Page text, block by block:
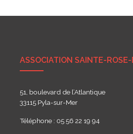
ASSOCIATION SAINTE-
51, boulevard de l’Atlantique
33115 Pyla-sur-Mer
Téléphone : 05 56 22 19 94